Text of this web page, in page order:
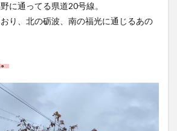
に通ってる県道20号線。
り、北の砺波、南の福光に通じるあの